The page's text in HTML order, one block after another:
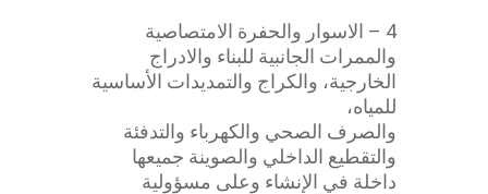
4 – الاسوار والحفرة الامتصاصية
والممرات الجانبية للبناء والادراج
الخارجية، والكراج والتمديدات الأساسية
للمياه،
والصرف الصحي والكهرباء والتدفئة
والتقطيع الداخلي والصوينة جميعها
داخلة في الإنشاء وعلى مسؤولية